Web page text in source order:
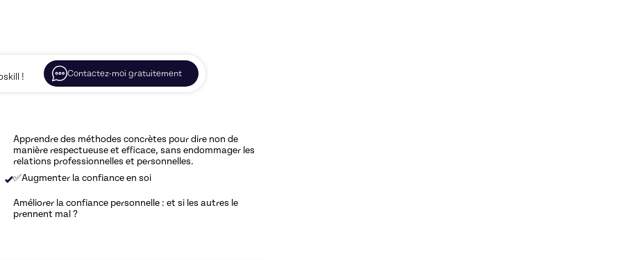
!
Contactez-moi gratuitement
Apprendre des méthodes concrètes pour dire non de
manière respectueuse et efficace, sans endommager les
relations professionnelles et personnelles.
✅Augmenter la confiance en soi
Améliorer la confiance personnelle : et si les autres le
prennent mal ?